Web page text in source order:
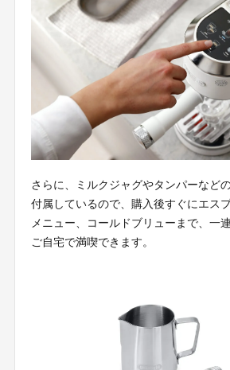
さらに、ミルクジャグやタンパーなど
付属しているので、購入後すぐにエス
メニュー、コールドブリューまで、一
ご自宅で満喫できます。